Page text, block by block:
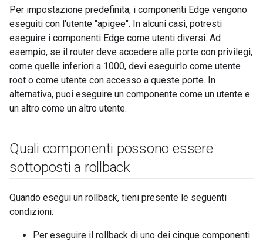
Per impostazione predefinita, i componenti Edge vengono
eseguiti con l'utente "apigee". In alcuni casi, potresti
eseguire i componenti Edge come utenti diversi. Ad
esempio, se il router deve accedere alle porte con privilegi,
come quelle inferiori a 1000, devi eseguirlo come utente
root o come utente con accesso a queste porte. In
alternativa, puoi eseguire un componente come un utente e
un altro come un altro utente.
Quali componenti possono essere
sottoposti a rollback
Quando esegui un rollback, tieni presente le seguenti
condizioni:
Per eseguire il rollback di uno dei cinque componenti